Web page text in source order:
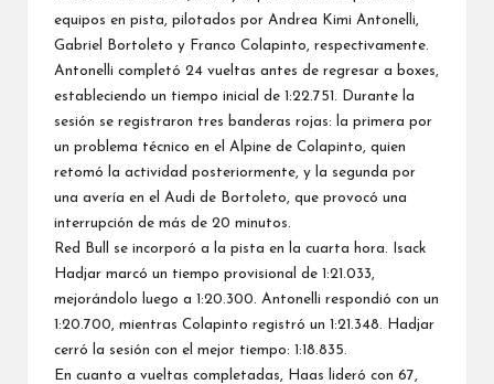
equipos en pista, pilotados por Andrea Kimi Antonelli,
Gabriel Bortoleto y Franco Colapinto, respectivamente.
Antonelli completó 24 vueltas antes de regresar a boxes,
estableciendo un tiempo inicial de 1:22.751. Durante la
sesión se registraron tres banderas rojas: la primera por
un problema técnico en el Alpine de Colapinto, quien
retomó la actividad posteriormente, y la segunda por
una avería en el Audi de Bortoleto, que provocó una
interrupción de más de 20 minutos.
Red Bull se incorporó a la pista en la cuarta hora. Isack
Hadjar marcó un tiempo provisional de 1:21.033,
mejorándolo luego a 1:20.300. Antonelli respondió con un
1:20.700, mientras Colapinto registró un 1:21.348. Hadjar
cerró la sesión con el mejor tiempo: 1:18.835.
En cuanto a vueltas completadas, Haas lideró con 67,